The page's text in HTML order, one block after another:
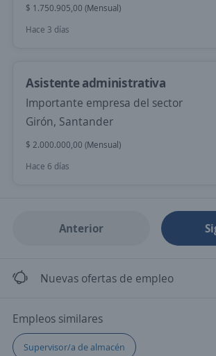
$ 1.750.905,00 (Mensual)
Hace 3 días
Asistente administrativa
Importante empresa del sector
Girón, Santander
$ 2.000.000,00 (Mensual)
Hace 6 días
Anterior
Nuevas ofertas de empleo
Empleos similares
Supervisor/a de almacén